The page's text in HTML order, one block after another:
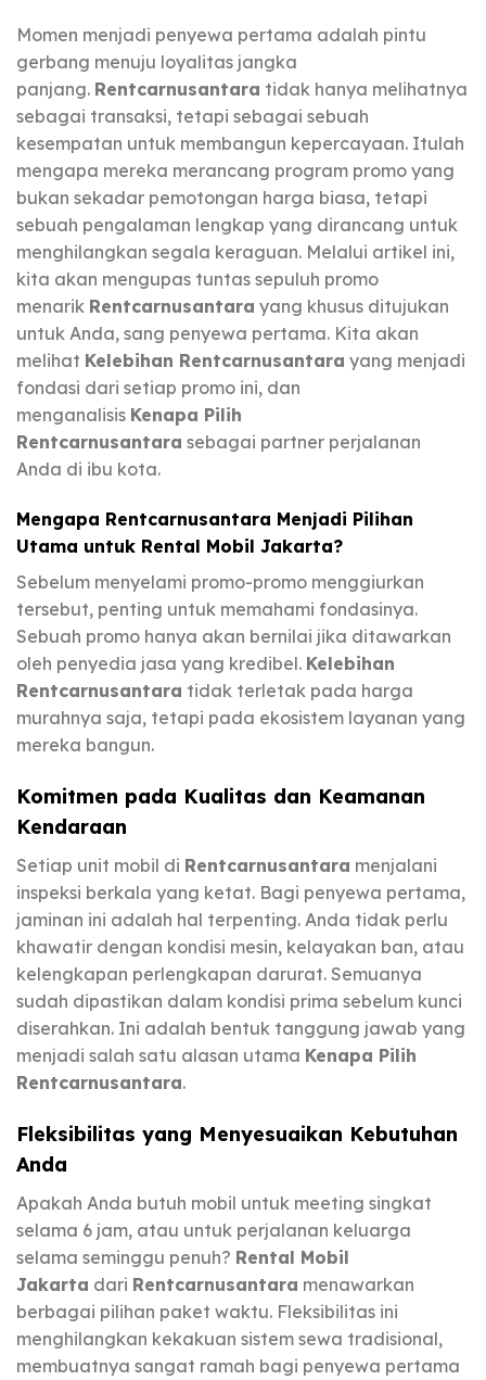
Momen menjadi penyewa pertama adalah pintu
gerbang menuju loyalitas jangka
panjang. Rentcarnusantara tidak hanya melihatnya
sebagai transaksi, tetapi sebagai sebuah
kesempatan untuk membangun kepercayaan. Itulah
mengapa mereka merancang program promo yang
bukan sekadar pemotongan harga biasa, tetapi
sebuah pengalaman lengkap yang dirancang untuk
menghilangkan segala keraguan. Melalui artikel ini,
kita akan mengupas tuntas sepuluh promo
menarik Rentcarnusantara yang khusus ditujukan
untuk Anda, sang penyewa pertama. Kita akan
melihat Kelebihan Rentcarnusantara yang menjadi
fondasi dari setiap promo ini, dan
menganalisis Kenapa Pilih
Rentcarnusantara sebagai partner perjalanan
Anda di ibu kota.
Mengapa Rentcarnusantara Menjadi Pilihan
Utama untuk Rental Mobil Jakarta?
Sebelum menyelami promo-promo menggiurkan
tersebut, penting untuk memahami fondasinya.
Sebuah promo hanya akan bernilai jika ditawarkan
oleh penyedia jasa yang kredibel. Kelebihan
Rentcarnusantara tidak terletak pada harga
murahnya saja, tetapi pada ekosistem layanan yang
mereka bangun.
Komitmen pada Kualitas dan Keamanan
Kendaraan
Setiap unit mobil di Rentcarnusantara menjalani
inspeksi berkala yang ketat. Bagi penyewa pertama,
jaminan ini adalah hal terpenting. Anda tidak perlu
khawatir dengan kondisi mesin, kelayakan ban, atau
kelengkapan perlengkapan darurat. Semuanya
sudah dipastikan dalam kondisi prima sebelum kunci
diserahkan. Ini adalah bentuk tanggung jawab yang
menjadi salah satu alasan utama Kenapa Pilih
Rentcarnusantara.
Fleksibilitas yang Menyesuaikan Kebutuhan
Anda
Apakah Anda butuh mobil untuk meeting singkat
selama 6 jam, atau untuk perjalanan keluarga
selama seminggu penuh? Rental Mobil
Jakarta dari Rentcarnusantara menawarkan
berbagai pilihan paket waktu. Fleksibilitas ini
menghilangkan kekakuan sistem sewa tradisional,
membuatnya sangat ramah bagi penyewa pertama